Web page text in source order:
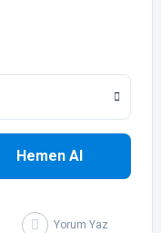
Hemen Al
Yorum Yaz